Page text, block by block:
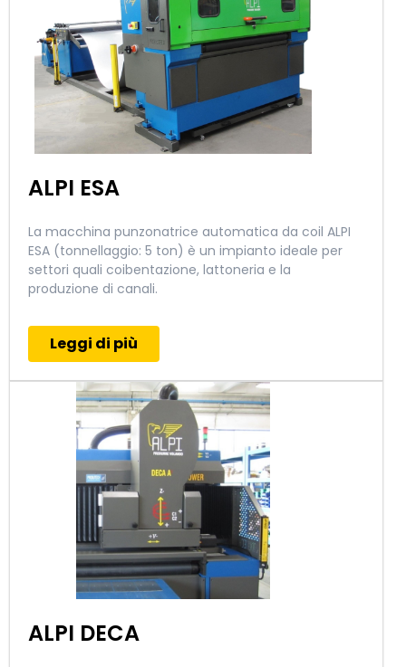
ALPI ESA
La macchina punzonatrice automatica da coil ALPI
ESA (tonnellaggio: 5 ton) è un impianto ideale per
settori quali coibentazione, lattoneria e la
produzione di canali.
Leggi di più
ALPI DECA